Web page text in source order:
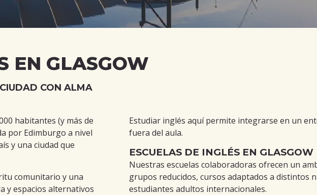
EN GLASGOW
CON ALMA
habitantes (y más de
por Edimburgo a nivel
y una ciudad que
comunitario y una
y espacios alternativos
Estudiar inglés aquí permite integrarse en un
fuera del aula.
ESCUELAS DE INGLÉS EN GLASGOW
Nuestras escuelas colaboradoras ofrecen un
grupos reducidos, cursos adaptados a distintos
estudiantes adultos internacionales.